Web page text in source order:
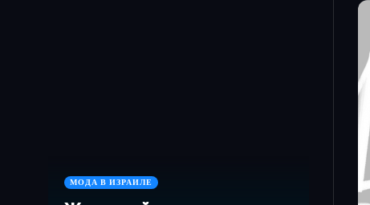
МОДА В ИЗРАИЛЕ